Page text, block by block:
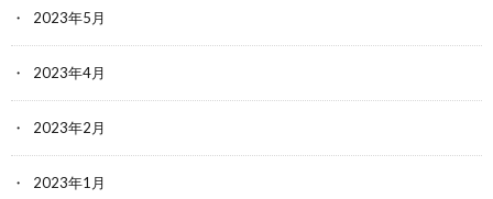
2023年5月
2023年4月
2023年2月
2023年1月